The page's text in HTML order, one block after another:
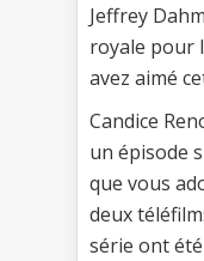
Jeffrey
royale pour
avez aimé
Candice
un épisode
que vous
deux
série ont